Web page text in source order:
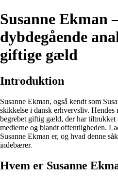
Susanne Ekman
dybdegående
giftige gæld
Introduktion
Susanne Ekman, også kendt som
skikkelse i dansk erhvervsliv. Hendes
begrebet giftig gæld, der har tiltrukket
medierne og blandt offentligheden.
Susanne Ekman er, og hvad denne
indebærer.
Hvem er Susanne